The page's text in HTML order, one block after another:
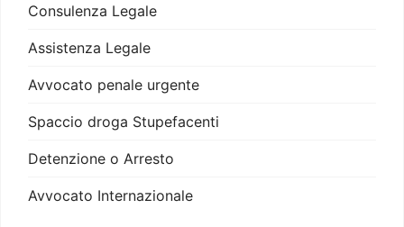
Consulenza Legale
Assistenza Legale
Avvocato penale urgente
Spaccio droga Stupefacenti
Detenzione o Arresto
Avvocato Internazionale